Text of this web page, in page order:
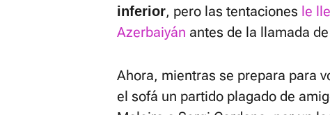
inferior, pero las tentaciones le
Azerbaiyán antes de la llamada
Ahora, mientras se prepara para
el sofá un partido plagado de